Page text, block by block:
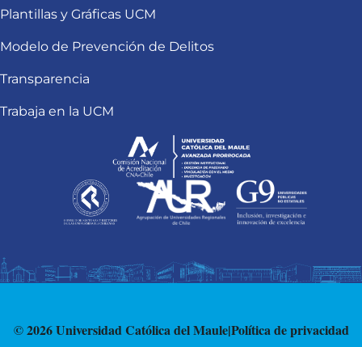
Plantillas y Gráficas UCM
Modelo de Prevención de Delitos
Transparencia
Trabaja en la UCM
© 2026 Universidad Católica del Maule|Política de privacidad